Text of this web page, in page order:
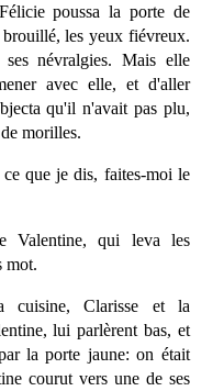
poussa la porte de
les yeux fiévreux.
névralgies. Mais elle
avec elle, et d'aller
qu'il n'avait pas plu,
morilles.
que je dis, faites-moi le
Valentine, qui leva les
mot.
cuisine, Clarisse et la
lui parlèrent bas, et
la porte jaune: on était
courut vers une de ses